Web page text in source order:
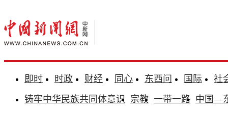
即时 时政 财经 同心 东西问 国际
社
铸牢中华民族共同体意识 宗教 一带一路 中国—